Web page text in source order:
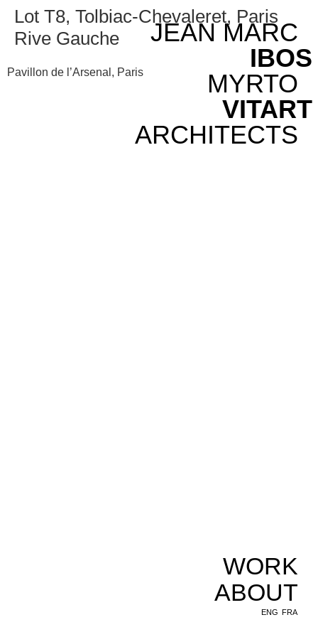
JEAN MARC
IBOS
MYRTO
VITART
ARCHITECTS
WORK
ABOUT
ENG FRA
Lot T8, Tolbiac-Chevaleret, Paris
Rive Gauche
Pavillon de l’Arsenal, Paris